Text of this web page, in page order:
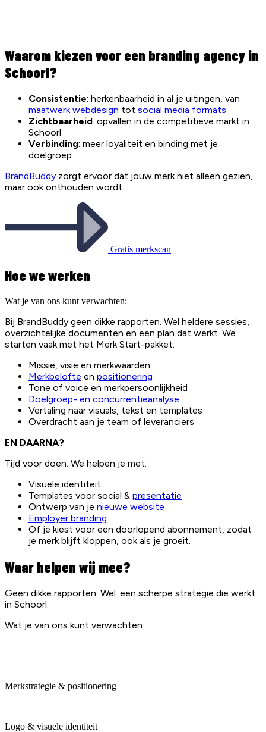
Waarom kiezen voor een branding agency in
Schoorl?
Consistentie: herkenbaarheid in al je uitingen, van
maatwerk webdesign tot social media formats
Zichtbaarheid: opvallen in de competitieve markt in
Schoorl
Verbinding: meer loyaliteit en binding met je
doelgroep
BrandBuddy zorgt ervoor dat jouw merk niet alleen gezien,
maar ook onthouden wordt.
Gratis merkscan
Hoe we werken
Wat je van ons kunt verwachten:
Bij BrandBuddy geen dikke rapporten. Wel heldere sessies,
overzichtelijke documenten en een plan dat werkt. We
starten vaak met het Merk Start-pakket:
Missie, visie en merkwaarden
Merkbelofte en positionering
Tone of voice en merkpersoonlijkheid
Doelgroep- en concurrentieanalyse
Vertaling naar visuals, tekst en templates
Overdracht aan je team of leveranciers
EN DAARNA?
Tijd voor doen. We helpen je met:
Visuele identiteit
Templates voor social & presentatie
Ontwerp van je nieuwe website
Employer branding
Of je kiest voor een doorlopend abonnement, zodat
je merk blijft kloppen, ook als je groeit.
Waar helpen wij mee?
Geen dikke rapporten. Wel: een scherpe strategie die werkt
in Schoorl.
Wat je van ons kunt verwachten:
Merkstrategie & positionering
Logo & visuele identiteit